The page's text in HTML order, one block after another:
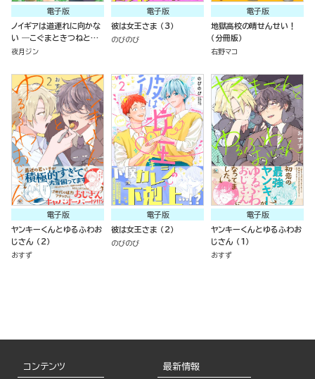
電子版
ノイギアは道連れに向かな
い ―こぐまときつねと願
いの器―（分冊版）
夜月ジン
電子版
彼は女王さま （3）
のびのび
電子版
地獄高校の晴せんせい！
（分冊版）
右野マコ
電子版
ヤンキーくんとゆるふわお
じさん （2）
おすず
電子版
彼は女王さま （2）
のびのび
電子版
ヤンキーくんとゆるふわお
じさん （1）
おすず
コンテンツ 最新情報